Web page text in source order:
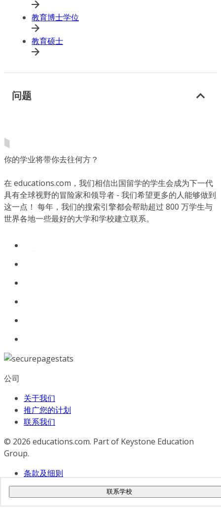
教育博士学位
教育硕士
问题
联系学校
你的学业将带你去往何方？
在 educations.com，我们相信出国留学的学生会成为下一代
具有全球视野的冒险家和领导者 - 我们希望更多的人能够做到
这一点！ 每年，我们的搜索引擎都会帮助超过 800 万学生与
世界各地一些最好的大学和学校建立联系。
公司
关于我们
推广您的计划
联系我们
© 2026 educations.com. Part of Keystone Education
Group.
条款及细则
隐私政策
无障碍